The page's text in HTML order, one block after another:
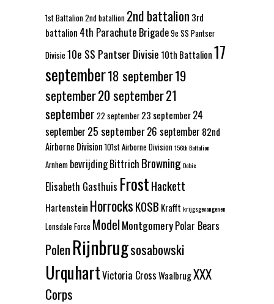
1st Battalion2nd batallion 2nd battalion 3rd
battalion 4th Parachute Brigade9e SS Pantser
Divisie 10e SS Pantser Divisie 10th Battalion17
september18 september19
september20 september21
september 22 september 23 september24
september 25 september26 september 82nd
Airborne Division 101st Airborne Division156th Battalion
Arnhem bevrijdingBittrich BrowningDobie
Elisabeth Gasthuis FrostHackett
Hartenstein HorrocksKOSB Krafft krijgsgevangenen
Lonsdale Force ModelMontgomeryPolar Bears
PolenRijnbrugsosabowski
UrquhartVictoria CrossWaalbrugXXX
Corps